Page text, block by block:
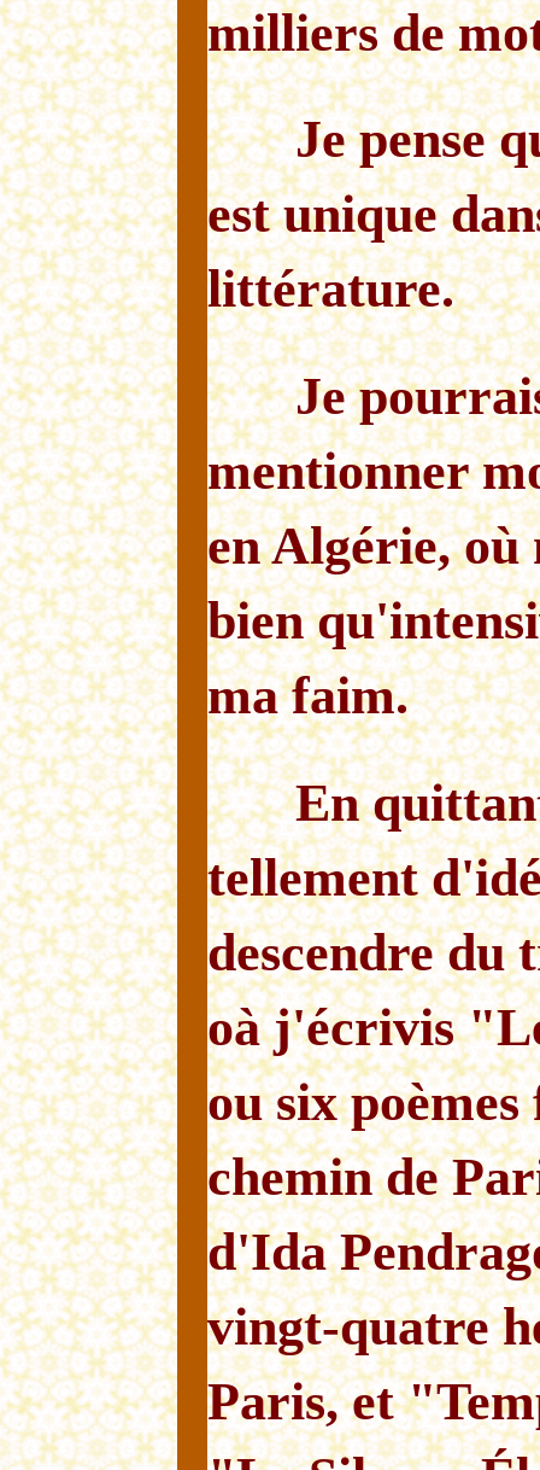
milliers de
Je pense
est unique
littérature.
Je
mentionner
en Algérie, où
bien
ma faim.
En
tellement
descendre
oà j'écrivis
ou six
chemin de
d'Ida
vingt-quatre
Paris, et